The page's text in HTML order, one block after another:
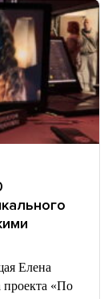
Елена
проекта «По